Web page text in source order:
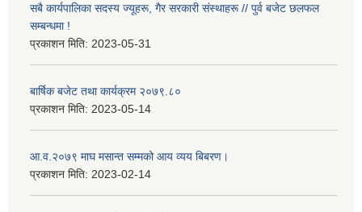
सबै कार्यपालिका सदस्य ज्यूहरू, गैर सरकारी संस्थाहरू // पुर्व बजेट छलफल
सम्बन्धमा !
प्रकाशन मिति: 2023-05-31
बार्षिक बजेट तथा कार्यक्रम २०७९.८०
प्रकाशन मिति: 2023-05-14
आ.व.२०७९ माघ मसान्त सम्मको आय व्यय बिबरण।
प्रकाशन मिति: 2023-02-14